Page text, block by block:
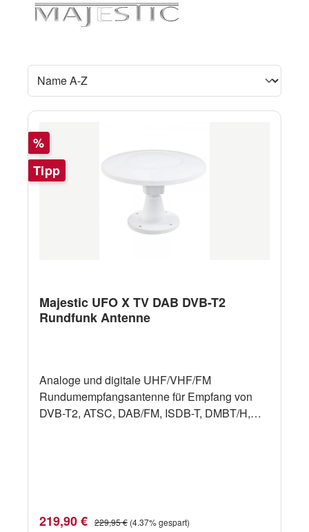
Rabatt
%
Tipp
Majestic UFO X TV DAB DVB-T2
Rundfunk Antenne
Analoge und digitale UHF/VHF/FM
Rundumempfangsantenne für Empfang von
DVB-T2, ATSC, DAB/FM, ISDB-T, DMBT/H,
Verkaufspreis:
219,90 € Regulärer Preis:
229,95 € (4.37% gespart)